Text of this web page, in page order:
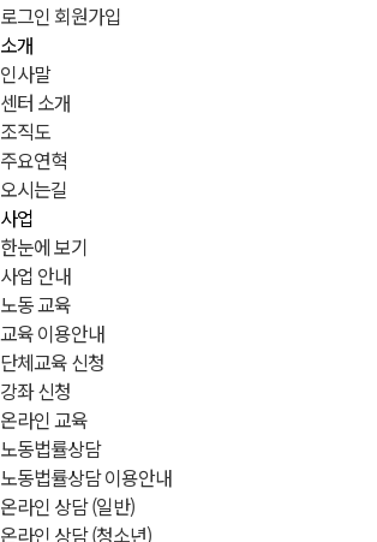
로그인 회원가입
소개
인사말
센터 소개
조직도
주요연혁
오시는길
사업
한눈에 보기
사업 안내
노동 교육
교육 이용안내
단체교육 신청
강좌 신청
온라인 교육
노동법률상담
노동법률상담 이용안내
온라인 상담 (일반)
온라인 상담 (청소년)